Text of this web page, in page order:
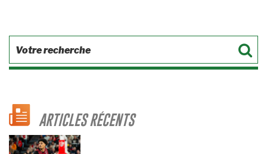
ARTICLES RÉCENTS